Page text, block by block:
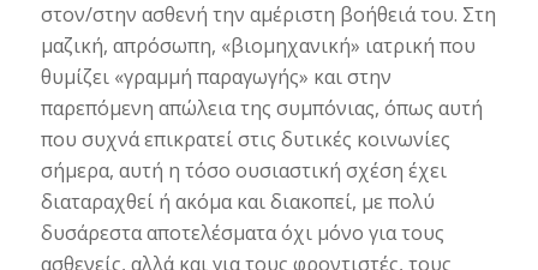
στον/στην ασθενή την αμέριστη βοήθειά του. Στη
μαζική, απρόσωπη, «βιομηχανική» ιατρική που
θυμίζει «γραμμή παραγωγής» και στην
παρεπόμενη απώλεια της συμπόνιας, όπως αυτή
που συχνά επικρατεί στις δυτικές κοινωνίες
σήμερα, αυτή η τόσο ουσιαστική σχέση έχει
διαταραχθεί ή ακόμα και διακοπεί, με πολύ
δυσάρεστα αποτελέσματα όχι μόνο για τους
ασθενείς, αλλά και για τους φροντιστές, τους